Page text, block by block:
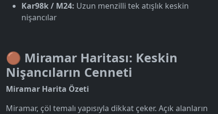
Kar98k / M24: Uzun menzilli tek atışlık keskin
nişancılar
🟤 Miramar Haritası: Keskin
Nişancıların Cenneti
Miramar Harita Özeti
Miramar, çöl temalı yapısıyla dikkat çeker. Açık alanların